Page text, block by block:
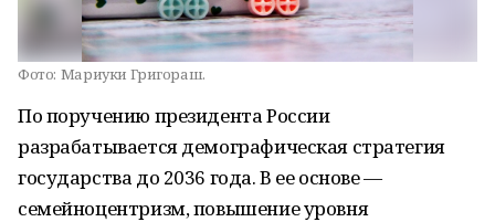
Фото: Мариуки Григораш.
По поручению президента России
разрабатывается демографическая стратегия
государства до 2036 года. В ее основе —
семейноцентризм, повышение уровня